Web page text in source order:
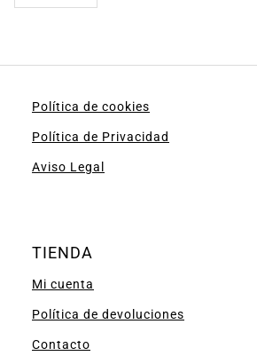
Política de cookies
Política de Privacidad
Aviso Legal
TIENDA
Mi cuenta
Política de devoluciones
Contacto